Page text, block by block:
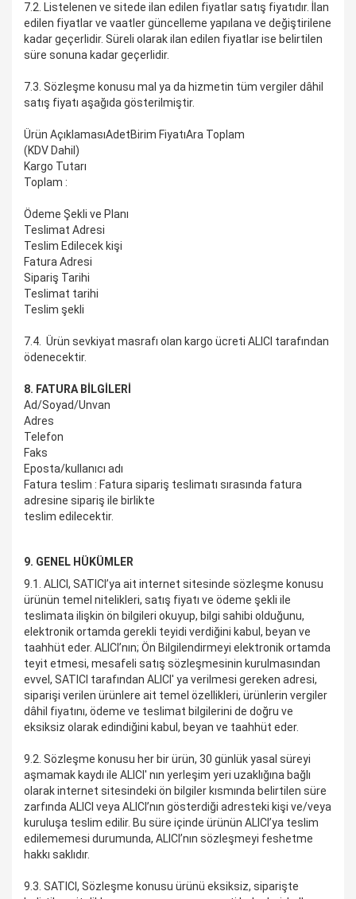
7.2. Listelenen ve sitede ilan edilen fiyatlar satış fiyatıdır. İlan
edilen fiyatlar ve vaatler güncelleme yapılana ve değiştirilene
kadar geçerlidir. Süreli olarak ilan edilen fiyatlar ise belirtilen
süre sonuna kadar geçerlidir.
7.3. Sözleşme konusu mal ya da hizmetin tüm vergiler dâhil
satış fiyatı aşağıda gösterilmiştir.
Ürün AçıklamasıAdetBirim FiyatıAra Toplam
(KDV Dahil)
Kargo Tutarı
Toplam :
Ödeme Şekli ve Planı
Teslimat Adresi
Teslim Edilecek kişi
Fatura Adresi
Sipariş Tarihi
Teslimat tarihi
Teslim şekli
7.4. Ürün sevkiyat masrafı olan kargo ücreti ALICI tarafından
ödenecektir.
8. FATURA BİLGİLERİ
Ad/Soyad/Unvan
Adres
Telefon
Faks
Eposta/kullanıcı adı
Fatura teslim : Fatura sipariş teslimatı sırasında fatura
adresine sipariş ile birlikte
teslim edilecektir.
9. GENEL HÜKÜMLER
9.1. ALICI, SATICI’ya ait internet sitesinde sözleşme konusu
ürünün temel nitelikleri, satış fiyatı ve ödeme şekli ile
teslimata ilişkin ön bilgileri okuyup, bilgi sahibi olduğunu,
elektronik ortamda gerekli teyidi verdiğini kabul, beyan ve
taahhüt eder. ALICI’nın; Ön Bilgilendirmeyi elektronik ortamda
teyit etmesi, mesafeli satış sözleşmesinin kurulmasından
evvel, SATICI tarafından ALICI' ya verilmesi gereken adresi,
siparişi verilen ürünlere ait temel özellikleri, ürünlerin vergiler
dâhil fiyatını, ödeme ve teslimat bilgilerini de doğru ve
eksiksiz olarak edindiğini kabul, beyan ve taahhüt eder.
9.2. Sözleşme konusu her bir ürün, 30 günlük yasal süreyi
aşmamak kaydı ile ALICI' nın yerleşim yeri uzaklığına bağlı
olarak internet sitesindeki ön bilgiler kısmında belirtilen süre
zarfında ALICI veya ALICI’nın gösterdiği adresteki kişi ve/veya
kuruluşa teslim edilir. Bu süre içinde ürünün ALICI’ya teslim
edilememesi durumunda, ALICI’nın sözleşmeyi feshetme
hakkı saklıdır.
9.3. SATICI, Sözleşme konusu ürünü eksiksiz, siparişte